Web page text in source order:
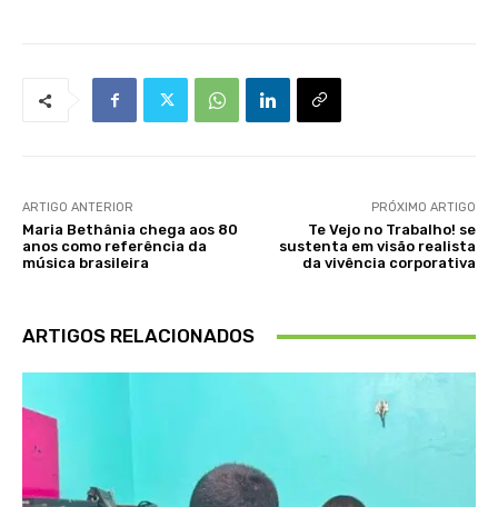
ARTIGO ANTERIOR
Maria Bethânia chega aos 80
anos como referência da
música brasileira
PRÓXIMO ARTIGO
Te Vejo no Trabalho! se
sustenta em visão realista
da vivência corporativa
ARTIGOS RELACIONADOS